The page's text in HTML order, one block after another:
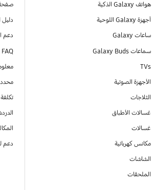
هواتف Galaxy الذكية
أجهزة Galaxy اللوحية
ساعات Galaxy
سماعات Galaxy Buds
TVs
الأجهزة الصوتية
الثلاجات
غسالات الأطباق
غسالات
مكانس كهربائية
الشاشات
الملحقات
صفحة
دليل
دعم
FAQ الخاصة بالتسوّق
دعم